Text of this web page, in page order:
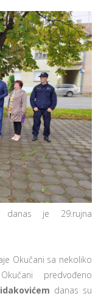
danas je 29.rujna
Okučani sa nekoliko
predvođeno
danas su